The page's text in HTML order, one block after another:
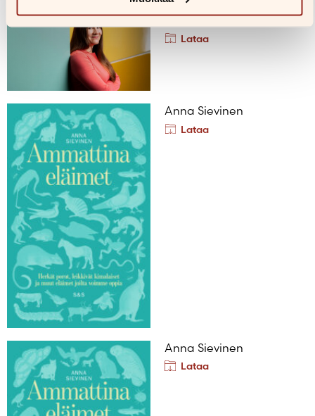
Kuvaaja: Susanna Kekkonen
Lataa
Anna Sievinen
Lataa
Anna Sievinen
Lataa